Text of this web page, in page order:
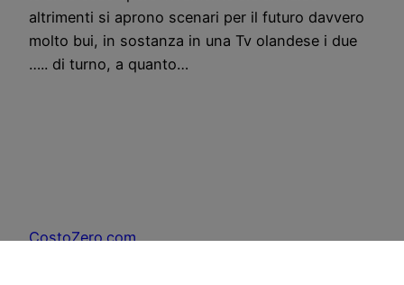
altrimenti si aprono scenari per il futuro davvero
molto bui, in sostanza in una Tv olandese i due
….. di turno, a quanto…
CostoZero.com